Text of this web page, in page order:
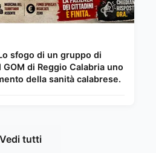
sfogo di un gruppo di
di Reggio Calabria uno
della sanità calabrese.
Vedi tutti